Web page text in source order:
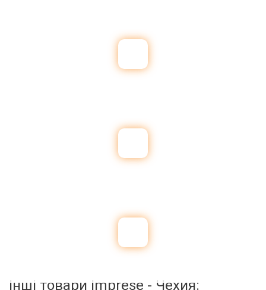
Інші товари Imprese - Чехия: